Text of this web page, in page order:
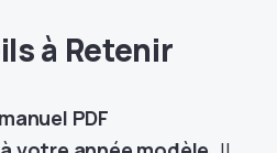
à Retenir
PDF